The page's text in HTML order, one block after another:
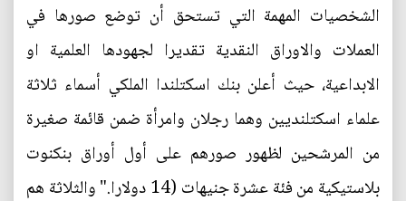
الشخصيات المهمة التي تستحق أن توضع صورها في
العملات والاوراق النقدية تقديرا لجهودها العلمية او
الابداعية، حيث أعلن بنك اسكتلندا الملكي أسماء ثلاثة
علماء اسكتلنديين وهما رجلان وامرأة ضمن قائمة صغيرة
من المرشحين لظهور صورهم على أول أوراق بنكنوت
بلاستيكية من فئة عشرة جنيهات ‬(14 دولارا." والثلاثة هم